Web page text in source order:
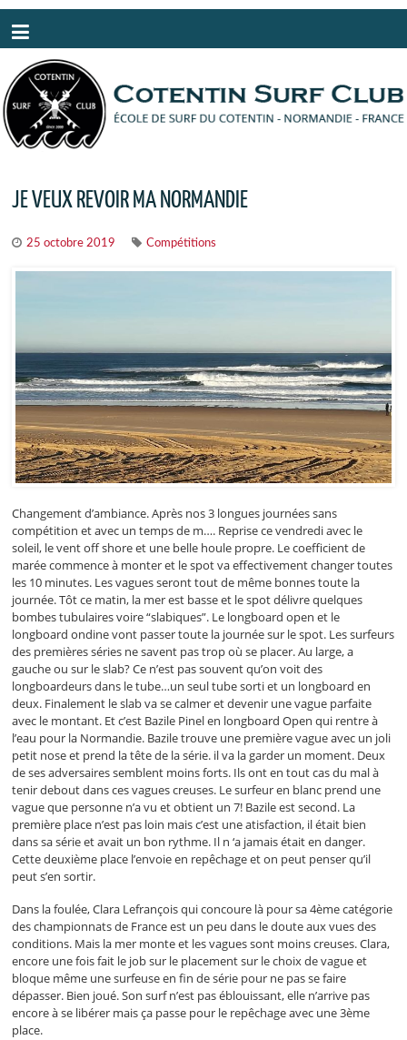
JE VEUX REVOIR MA NORMANDIE
25 octobre 2019 Compétitions
Changement d’ambiance. Après nos 3 longues journées sans
compétition et avec un temps de m…. Reprise ce vendredi avec le
soleil, le vent off shore et une belle houle propre. Le coefficient de
marée commence à monter et le spot va effectivement changer toutes
les 10 minutes. Les vagues seront tout de même bonnes toute la
journée. Tôt ce matin, la mer est basse et le spot délivre quelques
bombes tubulaires voire “slabiques”. Le longboard open et le
longboard ondine vont passer toute la journée sur le spot. Les surfeurs
des premières séries ne savent pas trop où se placer. Au large, a
gauche ou sur le slab? Ce n’est pas souvent qu’on voit des
longboardeurs dans le tube…un seul tube sorti et un longboard en
deux. Finalement le slab va se calmer et devenir une vague parfaite
avec le montant. Et c’est Bazile Pinel en longboard Open qui rentre à
l’eau pour la Normandie. Bazile trouve une première vague avec un joli
petit nose et prend la tête de la série. il va la garder un moment. Deux
de ses adversaires semblent moins forts. Ils ont en tout cas du mal à
tenir debout dans ces vagues creuses. Le surfeur en blanc prend une
vague que personne n’a vu et obtient un 7! Bazile est second. La
première place n’est pas loin mais c’est une atisfaction, il était bien
dans sa série et avait un bon rythme. Il n ‘a jamais était en danger.
Cette deuxième place l’envoie en repêchage et on peut penser qu’il
peut s’en sortir.
Dans la foulée, Clara Lefrançois qui concoure là pour sa 4ème catégorie
des championnats de France est un peu dans le doute aux vues des
conditions. Mais la mer monte et les vagues sont moins creuses. Clara,
encore une fois fait le job sur le placement sur le choix de vague et
bloque même une surfeuse en fin de série pour ne pas se faire
dépasser. Bien joué. Son surf n’est pas éblouissant, elle n’arrive pas
encore à se libérer mais ça passe pour le repêchage avec une 3ème
place.
Panneau de gestion des cookies